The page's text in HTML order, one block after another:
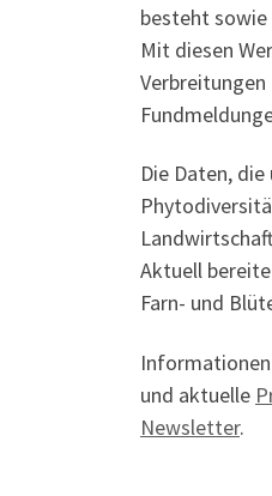
besteht sowie
Mit diesen
Die Daten,
Aktuell
Farn- und
und aktuelle
Newsletter.